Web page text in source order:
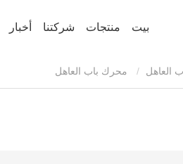
بيت منتجات شركتنا أخبار
العاهل